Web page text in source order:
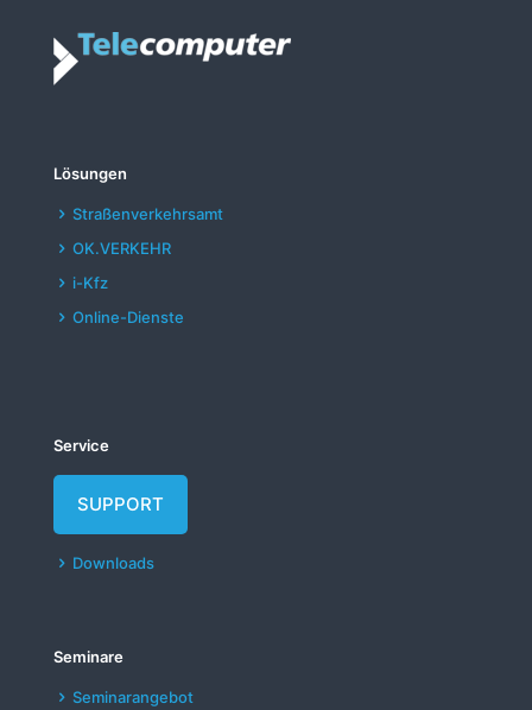
Lösungen
Straßenverkehrsamt
OK.VERKEHR
i-Kfz
Online-Dienste
Service
SUPPORT
Downloads
Seminare
Seminarangebot